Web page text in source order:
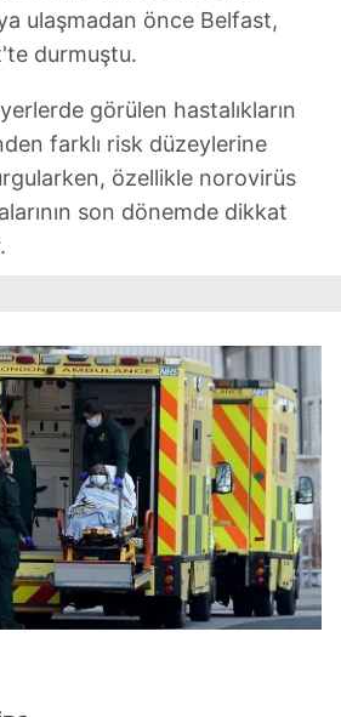
ulaşmadan önce Belfast,
durmuştu.
görülen hastalıkların
farklı risk düzeylerine
özellikle norovirüs
son dönemde dikkat